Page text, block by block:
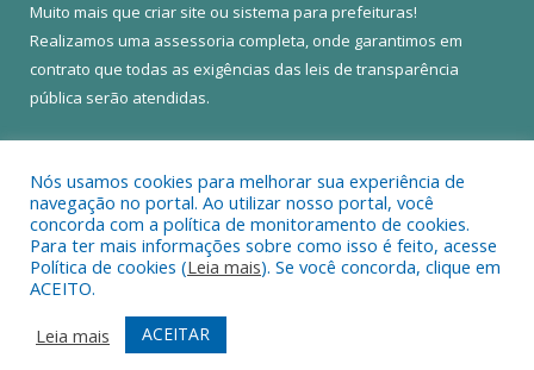
Muito mais que criar site ou sistema para prefeituras!
Realizamos uma assessoria completa, onde garantimos em
contrato que todas as exigências das leis de transparência
pública serão atendidas.
Todos os direitos reservados a Câmara Municipal de Colares.
Mapa do Site
Acessar Área Administrativa
Acessar Webmail
Nós usamos cookies para melhorar sua experiência de
navegação no portal. Ao utilizar nosso portal, você
concorda com a política de monitoramento de cookies.
Para ter mais informações sobre como isso é feito, acesse
Política de cookies (Leia mais). Se você concorda, clique em
ACEITO.
Leia mais
ACEITAR